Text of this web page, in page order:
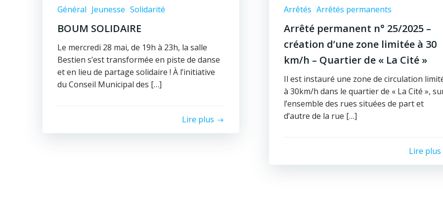
Général Jeunesse Solidarité
BOUM SOLIDAIRE
Le mercredi 28 mai, de 19h à 23h, la salle
Bestien s’est transformée en piste de danse
et en lieu de partage solidaire ! À l’initiative
du Conseil Municipal des […]
Lire plus
Arrêtés Arrêtés permanents
Arrêté permanent n° 25/2025 –
création d’une zone limitée à 30
km/h – Quartier de « La Cité »
Il est instauré une zone de circulation
à 30km/h dans le quartier de « La Cité »,
l’ensemble des rues situées de part et
d’autre de la rue […]
Lire plus